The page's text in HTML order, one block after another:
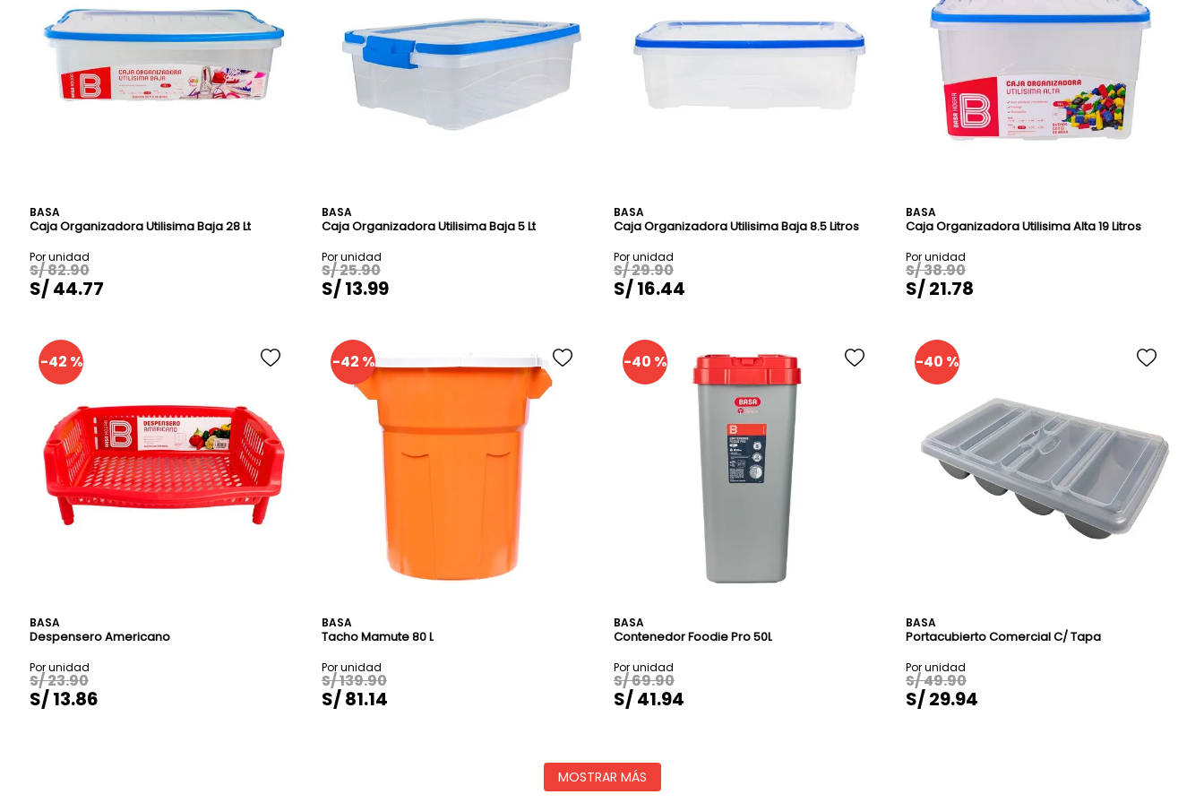
Blanco Marmoleado
BASA
Caja Organizadora Utilisima Baja 28 Lt
S/82.90
S/44.77
BASA
Caja Organizadora Utilisima Baja 5 Lt
S/25.90
S/13.99
BASA
Caja Organizadora Utilisima Baja 8.5 Litros
S/29.90
S/16.44
BASA
Caja Organizadora Utilisima Alta 19 Litros
S/38.90
S/21.78
-42 %
BASA
Despensero Americano
S/23.90
S/13.86
-42 %
BASA
Tacho Mamute 80 L
S/139.90
S/81.14
-40 %
BASA
Contenedor Foodie Pro 50L
S/69.90
S/41.94
-40 %
BASA
Portacubierto Comercial C/ Tapa
S/49.90
S/29.94
MOSTRAR MÁS